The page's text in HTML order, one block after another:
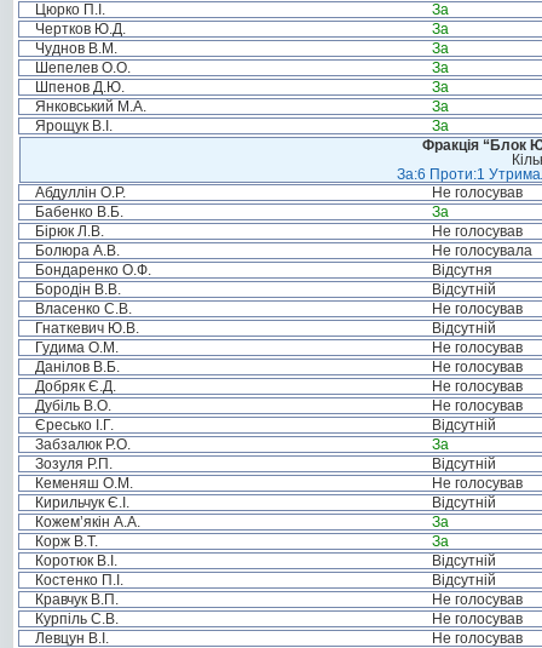
Цюрко П.І.
За
Чертков Ю.Д.
За
Чуднов В.М.
За
Шепелев О.О.
За
Шпенов Д.Ю.
За
Янковський М.А.
За
Ярощук В.І.
За
Фракція “Блок
За:6 Проти:1
Абдуллін О.Р.
Не голосував
Бабенко В.Б.
За
Бірюк Л.В.
Не голосував
Болюра А.В.
Не голосувала
Бондаренко О.Ф.
Відсутня
Бородін В.В.
Відсутній
Власенко С.В.
Не голосував
Гнаткевич Ю.В.
Відсутній
Гудима О.М.
Не голосував
Данілов В.Б.
Не голосував
Добряк Є.Д.
Не голосував
Дубіль В.О.
Не голосував
Єресько І.Г.
Відсутній
Забзалюк Р.О.
За
Зозуля Р.П.
Відсутній
Кеменяш О.М.
Не голосував
Кирильчук Є.І.
Відсутній
Кожем’якін А.А.
За
Корж В.Т.
За
Коротюк В.І.
Відсутній
Костенко П.І.
Відсутній
Кравчук В.П.
Не голосував
Курпіль С.В.
Не голосував
Левцун В.І.
Не голосував